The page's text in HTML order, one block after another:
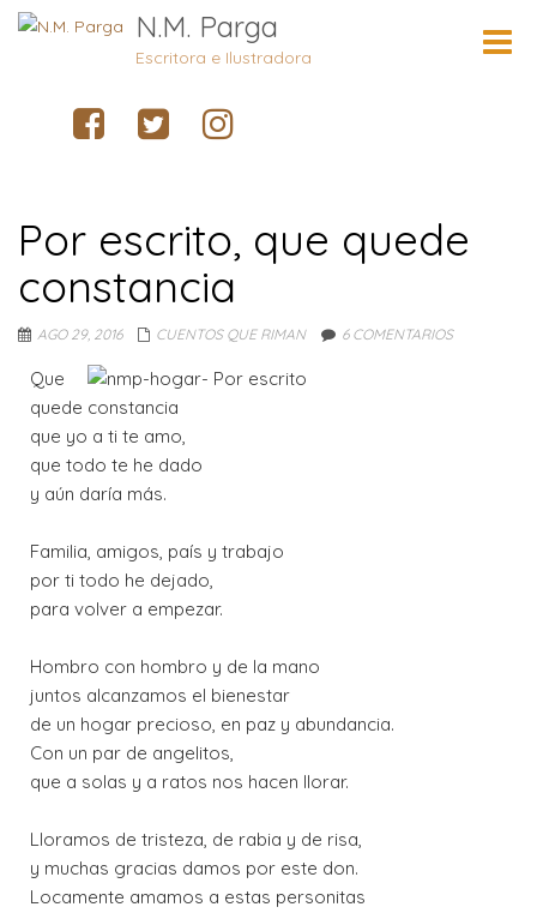
N.M. Parga
Escritora e Ilustradora
Por escrito, que quede
constancia
AGO 29, 2016 CUENTOS QUE RIMAN 6 COMENTARIOS
Que
quede constancia
que yo a ti te amo,
que todo te he dado
y aún daría más.
Familia, amigos, país y trabajo
por ti todo he dejado,
para volver a empezar.
Hombro con hombro y de la mano
juntos alcanzamos el bienestar
de un hogar precioso, en paz y abundancia.
Con un par de angelitos,
que a solas y a ratos nos hacen llorar.
Lloramos de tristeza, de rabia y de risa,
y muchas gracias damos por este don.
Locamente amamos a estas personitas